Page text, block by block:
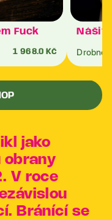
Fuck
1 968.0 Kč
jako
obrany
V roce
Bránící se